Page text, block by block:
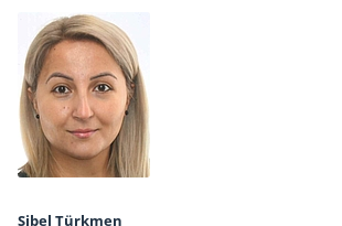
Sibel Türkmen